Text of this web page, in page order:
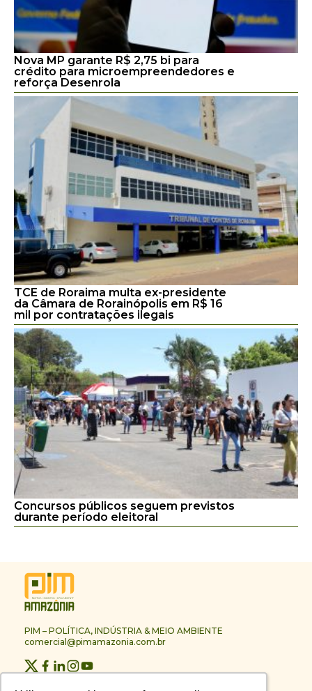
Nova MP garante R$ 2,75 bi para
crédito para microempreendedores e
reforça Desenrola
TCE de Roraima multa ex-presidente
da Câmara de Rorainópolis em R$ 16
mil por contratações ilegais
Concursos públicos seguem previstos
durante período eleitoral
PIM – POLÍTICA, INDÚSTRIA & MEIO AMBIENTE
comercial@pimamazonia.com.br